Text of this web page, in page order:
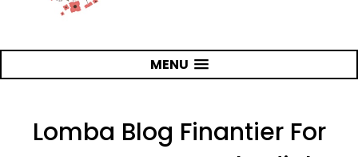
MENU
Lomba Blog Finantier For